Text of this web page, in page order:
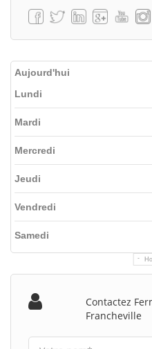
Aujourd'hui
Lundi
Mardi
Mercredi
Jeudi
Vendredi
Samedi
Contactez
Francheville